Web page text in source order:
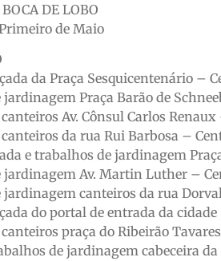
DE LOBO
de Maio
da Praça Sesquicentenário –
Praça Barão de
Av. Cônsul Carlos
da rua Rui Barbosa –
e trabalhos de jardinagem
jardinagem Av. Martin Luther –
jardinagem canteiros da rua
do portal de entrada da
praça do Ribeirão
de jardinagem cabeceira